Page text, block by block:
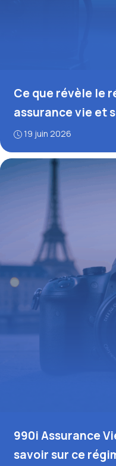
Ce que révèle le
assurance vie et
19 juin 2026
990i Assurance
savoir sur ce